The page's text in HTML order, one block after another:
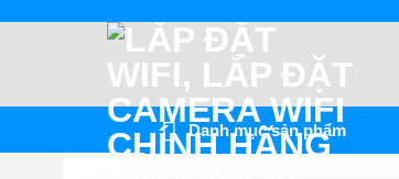
Danh mục sản phẩm